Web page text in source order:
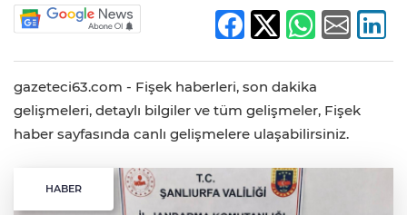
gazeteci63.com - Fişek haberleri, son dakika
gelişmeleri, detaylı bilgiler ve tüm gelişmeler, Fişek
haber sayfasında canlı gelişmelere ulaşabilirsiniz.
HABER